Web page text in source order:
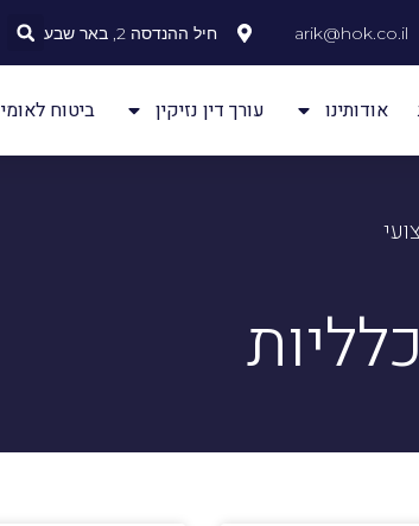
arik@hok.co.il חיל ההנדסה 2, באר שבע
אודותינו עורך דין נזיקין ביטוח לאומי